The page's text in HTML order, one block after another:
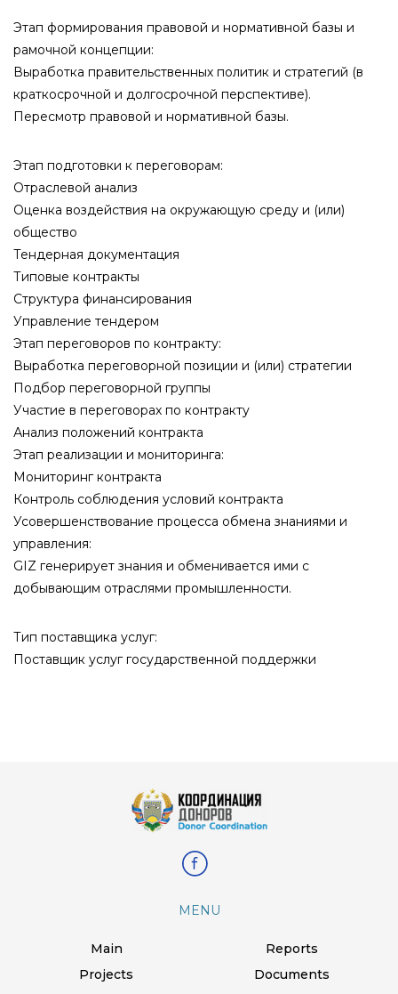
Этап формирования правовой и нормативной базы и
рамочной концепции:
Выработка правительственных политик и стратегий (в
краткосрочной и долгосрочной перспективе).
Пересмотр правовой и нормативной базы.
Этап подготовки к переговорам:
Отраслевой анализ
Оценка воздействия на окружающую среду и (или)
общество
Тендерная документация
Типовые контракты
Структура финансирования
Управление тендером
Этап переговоров по контракту:
Выработка переговорной позиции и (или) стратегии
Подбор переговорной группы
Участие в переговорах по контракту
Анализ положений контракта
Этап реализации и мониторинга:
Мониторинг контракта
Контроль соблюдения условий контракта
Усовершенствование процесса обмена знаниями и
управления:
GIZ генерирует знания и обменивается ими с
добывающим отраслями промышленности.
Тип поставщика услуг:
Поставщик услуг государственной поддержки
MENU
Main
Reports
Projects
Documents